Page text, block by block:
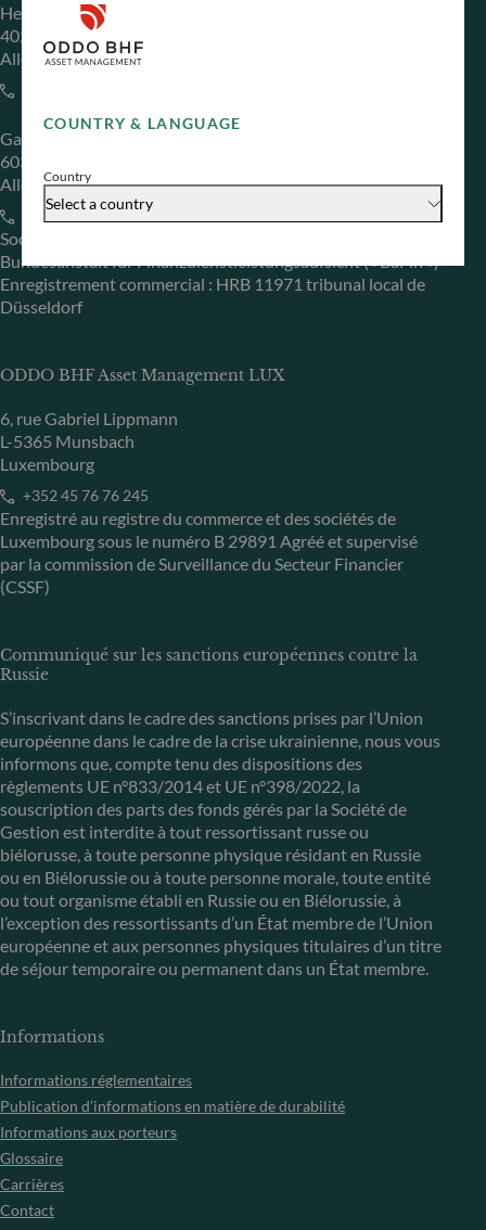
COUNTRY & LANGUAGE
Country
Select a country
Herzogstraße 15
40217 Düsseldorf
Allemagne
Gallusanlage 8
60329 Frankfurt am Main
Allemagne
+49 (0) 69 920 50 0
Société de Gestion de Portefeuille agréée par la
Bundesanstalt für Finanzdienstleistungsaufsicht (« BaFin »)
Enregistrement commercial : HRB 11971 tribunal local de
Düsseldorf
ODDO BHF Asset Management LUX
6, rue Gabriel Lippmann
L-5365 Munsbach
Luxembourg
+352 45 76 76 245
Enregistré au registre du commerce et des sociétés de
Luxembourg sous le numéro B 29891 Agréé et supervisé
par la commission de Surveillance du Secteur Financier
(CSSF)
Communiqué sur les sanctions européennes contre la
Russie
S’inscrivant dans le cadre des sanctions prises par l’Union
européenne dans le cadre de la crise ukrainienne, nous vous
informons que, compte tenu des dispositions des
règlements UE n°833/2014 et UE n°398/2022, la
souscription des parts des fonds gérés par la Société de
Gestion est interdite à tout ressortissant russe ou
biélorusse, à toute personne physique résidant en Russie
ou en Biélorussie ou à toute personne morale, toute entité
ou tout organisme établi en Russie ou en Biélorussie, à
l’exception des ressortissants d’un État membre de l’Union
européenne et aux personnes physiques titulaires d’un titre
de séjour temporaire ou permanent dans un État membre.
Informations
Informations réglementaires
Publication d’informations en matière de durabilité
Informations aux porteurs
Glossaire
Carrières
Contact